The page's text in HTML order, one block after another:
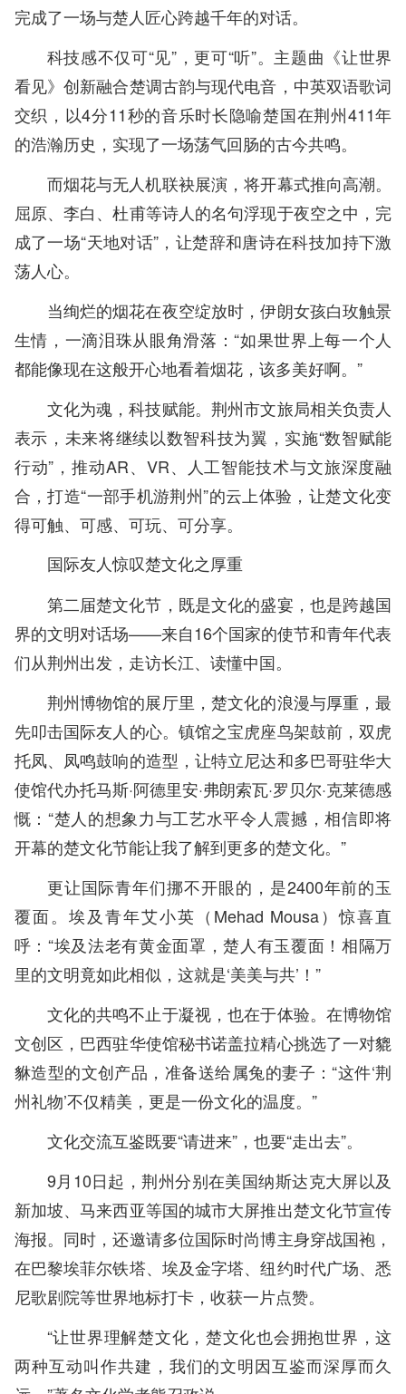
完成了一场与楚人匠心跨越千年的对话。
科技感不仅可“见”，更可“听”。主题曲《让世界
看见》创新融合楚调古韵与现代电音，中英双语歌词
交织，以4分11秒的音乐时长隐喻楚国在荆州411年
的浩瀚历史，实现了一场荡气回肠的古今共鸣。
而烟花与无人机联袂展演，将开幕式推向高潮。
屈原、李白、杜甫等诗人的名句浮现于夜空之中，完
成了一场“天地对话”，让楚辞和唐诗在科技加持下激
荡人心。
当绚烂的烟花在夜空绽放时，伊朗女孩白玫触景
生情，一滴泪珠从眼角滑落：“如果世界上每一个人
都能像现在这般开心地看着烟花，该多美好啊。”
文化为魂，科技赋能。荆州市文旅局相关负责人
表示，未来将继续以数智科技为翼，实施“数智赋能
行动”，推动AR、VR、人工智能技术与文旅深度融
合，打造“一部手机游荆州”的云上体验，让楚文化变
得可触、可感、可玩、可分享。
国际友人惊叹楚文化之厚重
第二届楚文化节，既是文化的盛宴，也是跨越国
界的文明对话场——来自16个国家的使节和青年代表
们从荆州出发，走访长江、读懂中国。
荆州博物馆的展厅里，楚文化的浪漫与厚重，最
先叩击国际友人的心。镇馆之宝虎座鸟架鼓前，双虎
托凤、凤鸣鼓响的造型，让特立尼达和多巴哥驻华大
使馆代办托马斯·阿德里安·弗朗索瓦·罗贝尔·克莱德感
慨：“楚人的想象力与工艺水平令人震撼，相信即将
开幕的楚文化节能让我了解到更多的楚文化。”
更让国际青年们挪不开眼的，是2400年前的玉
覆面。埃及青年艾小英（Mehad Mousa）惊喜直
呼：“埃及法老有黄金面罩，楚人有玉覆面！相隔万
里的文明竟如此相似，这就是‘美美与共’！”
文化的共鸣不止于凝视，也在于体验。在博物馆
文创区，巴西驻华使馆秘书诺盖拉精心挑选了一对貔
貅造型的文创产品，准备送给属兔的妻子：“这件‘荆
州礼物’不仅精美，更是一份文化的温度。”
文化交流互鉴既要“请进来”，也要“走出去”。
9月10日起，荆州分别在美国纳斯达克大屏以及
新加坡、马来西亚等国的城市大屏推出楚文化节宣传
海报。同时，还邀请多位国际时尚博主身穿战国袍，
在巴黎埃菲尔铁塔、埃及金字塔、纽约时代广场、悉
尼歌剧院等世界地标打卡，收获一片点赞。
“让世界理解楚文化，楚文化也会拥抱世界，这
两种互动叫作共建，我们的文明因互鉴而深厚而久